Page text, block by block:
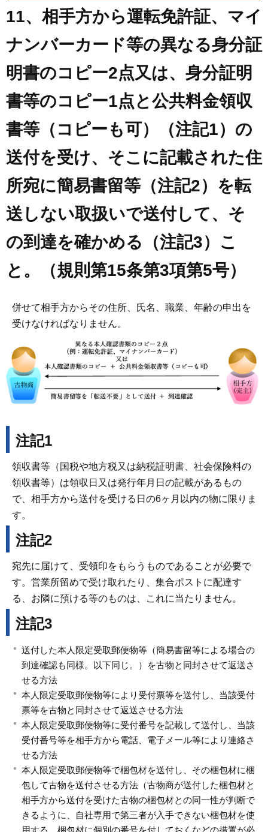
11、相手方から運転免許証、マイ
ナンバーカード等の異なる身分証
明書のコピー2点又は、身分証明
書等のコピー1点と公共料金領収
書等（コピーも可）（注記1）の
送付を受け、そこに記載された住
所宛に簡易書留等（注記2）を転
送しない取扱いで送付して、そ
の到達を確かめる（注記3）こ
と。（規則第15条第3項第5号）
併せて相手方からその住所、氏名、職業、年齢の申出を
受けなければなりません。
注記1
領収書等（国税や地方税又は納税証明書、社会保険料の
領収書等）は領収日又は発行年月日の記載があるもの
で、相手方から送付を受ける日の6ヶ月以内の物に限りま
す。
注記2
宛先に届けて、受領印をもらうものであることが必要で
す。営業所留めで受け取れたり、集合ポストに配達す
る、お隣に預ける等のものは、これに当たりません。
注記3
送付した本人限定受取郵便物等（簡易書留等による場合の
到達確認も同様。以下同じ。）を古物と同封させて返送さ
せる方法
本人限定受取郵便物等により受付票等を送付し、当該受付
票等を古物と同封させて返送させる方法
本人限定受取郵便物等に受付番号を記載して送付し、当該
受付番号等を相手方から電話、電子メール等により連絡さ
せる方法
本人限定受取郵便物等で梱包材を送付し、その梱包材に梱
包して古物を送付させる方法（古物商が送付した梱包材と
相手方から送付を受けた古物の梱包材との同一性が判断で
きるように、自社専用で第三者が入手できない梱包材を使
用する。梱包材に個別の番号を付しておくなどの措置が必